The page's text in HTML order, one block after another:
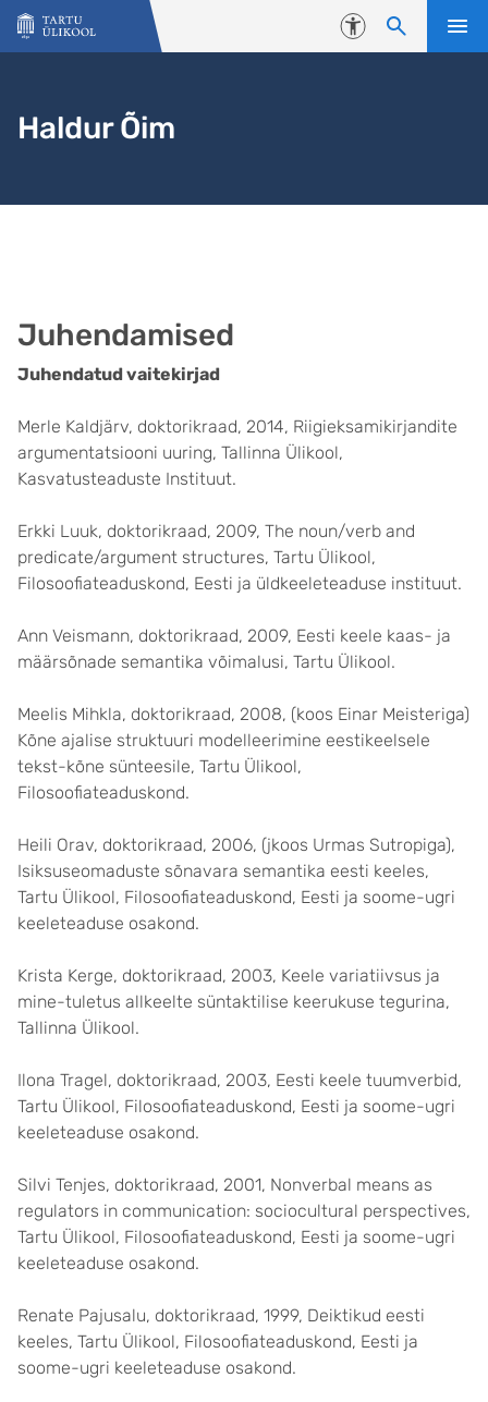
Liigu edasi põhisisu juurde
Juurdepääsetavus
Haldur Õim
Juhendamised
Juhendatud vaitekirjad
Merle Kaldjärv, doktorikraad, 2014, Riigieksamikirjandite
argumentatsiooni uuring, Tallinna Ülikool,
Kasvatusteaduste Instituut.
Erkki Luuk, doktorikraad, 2009, The noun/verb and
predicate/argument structures, Tartu Ülikool,
Filosoofiateaduskond, Eesti ja üldkeeleteaduse instituut.
Ann Veismann, doktorikraad, 2009, Eesti keele kaas- ja
määrsõnade semantika võimalusi, Tartu Ülikool.
Meelis Mihkla, doktorikraad, 2008, (koos Einar Meisteriga)
Kõne ajalise struktuuri modelleerimine eestikeelsele
tekst-kõne sünteesile, Tartu Ülikool,
Filosoofiateaduskond.
Heili Orav, doktorikraad, 2006, (jkoos Urmas Sutropiga),
Isiksuseomaduste sõnavara semantika eesti keeles,
Tartu Ülikool, Filosoofiateaduskond, Eesti ja soome-ugri
keeleteaduse osakond.
Krista Kerge, doktorikraad, 2003, Keele variatiivsus ja
mine-tuletus allkeelte süntaktilise keerukuse tegurina,
Tallinna Ülikool.
Ilona Tragel, doktorikraad, 2003, Eesti keele tuumverbid,
Tartu Ülikool, Filosoofiateaduskond, Eesti ja soome-ugri
keeleteaduse osakond.
Silvi Tenjes, doktorikraad, 2001, Nonverbal means as
regulators in communication: sociocultural perspectives,
Tartu Ülikool, Filosoofiateaduskond, Eesti ja soome-ugri
keeleteaduse osakond.
Renate Pajusalu, doktorikraad, 1999, Deiktikud eesti
keeles, Tartu Ülikool, Filosoofiateaduskond, Eesti ja
soome-ugri keeleteaduse osakond.